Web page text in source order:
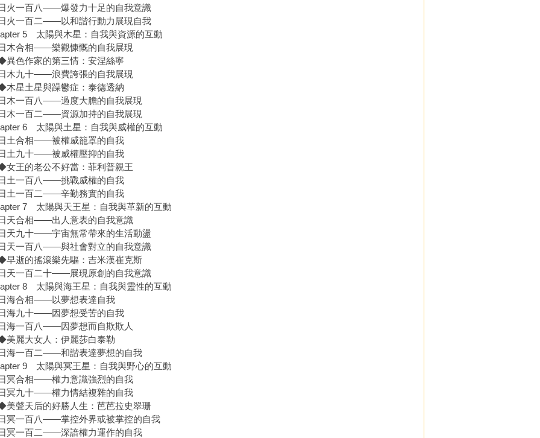
一百八——爆發力十足的自我意識
一百二——以和諧行動力展現自我
5 太陽與木星：自我與資源的互動
合相——樂觀慷慨的自我展現
作家的第三情：安涅絲寧
九十——浪費誇張的自我展現
土星與躁鬱症：泰德透納
一百八——過度大膽的自我展現
一百二——資源加持的自我展現
6 太陽與土星：自我與威權的互動
合相——被權威籠罩的自我
九十——被威權壓抑的自我
的老公不好當：菲利普親王
一百八——挑戰威權的自我
一百二——辛勤務實的自我
7 太陽與天王星：自我與革新的互動
合相——出人意表的自我意識
九十——宇宙無常帶來的生活動盪
一百八——與社會對立的自我意識
的搖滾樂先驅：吉米漢崔克斯
一百二十——展現原創的自我意識
8 太陽與海王星：自我與靈性的互動
合相——以夢想表達自我
九十——因夢想受苦的自我
一百八——因夢想而自欺欺人
大女人：伊麗莎白泰勒
一百二——和諧表達夢想的自我
9 太陽與冥王星：自我與野心的互動
合相——權力意識強烈的自我
九十——權力情結複雜的自我
天后的好勝人生：芭芭拉史翠珊
一百八——掌控外界或被掌控的自我
一百二——深諳權力運作的自我